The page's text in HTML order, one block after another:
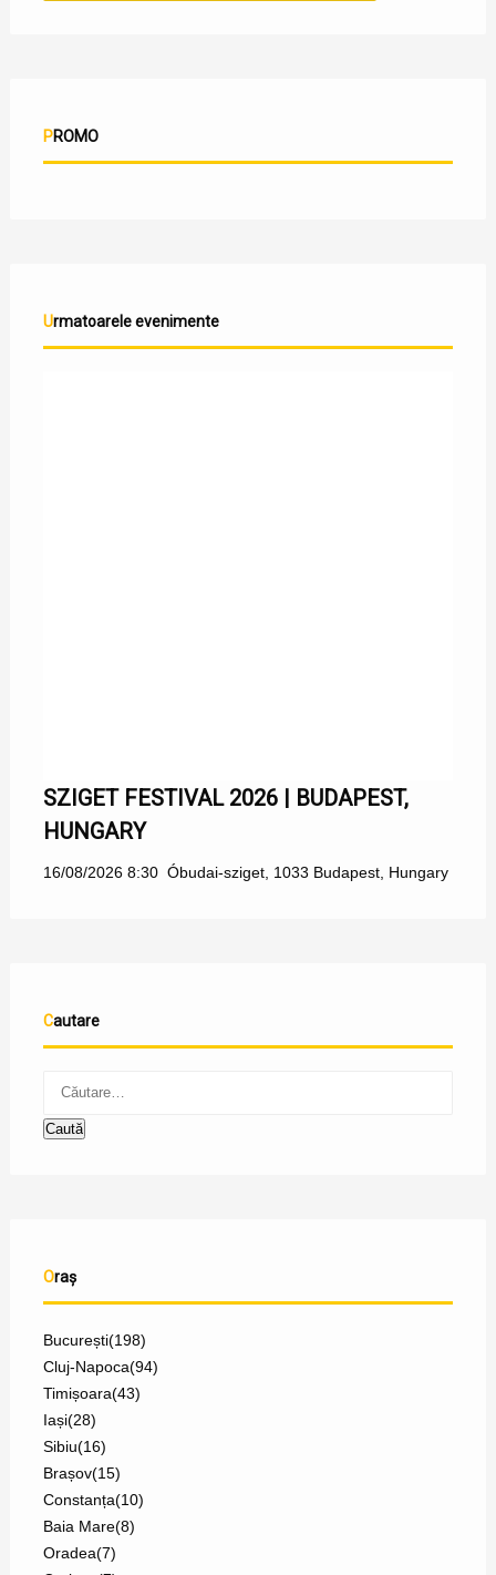
PROMO
Urmatoarele evenimente
SZIGET FESTIVAL 2026 | BUDAPEST,
HUNGARY
16/08/2026 8:30 Óbudai-sziget, 1033 Budapest, Hungary
Cautare
Oraș
București(198)
Cluj-Napoca(94)
Timișoara(43)
Iași(28)
Sibiu(16)
Brașov(15)
Constanța(10)
Baia Mare(8)
Oradea(7)